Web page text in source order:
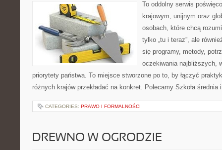
To oddolny serwis
krajowym, unijnym oraz
osobach, które chcą
tylko „tu i teraz”, ale
się programy, metody,
oczekiwania najbliższych,
priorytety państwa. To miejsce stworzone po to, by łączyć
różnych krajów przekładać na konkret. Polecamy Szkoła
CATEGORIES: PRAWO I FORMALNOŚCI
DREWNO W OGRODZIE